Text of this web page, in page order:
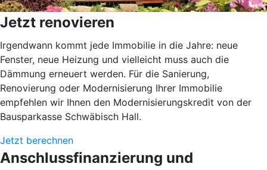
Jetzt renovieren
Irgendwann kommt jede Immobilie in die Jahre: neue
Fenster, neue Heizung und vielleicht muss auch die
Dämmung erneuert werden. Für die Sanierung,
Renovierung oder Modernisierung Ihrer Immobilie
empfehlen wir Ihnen den Modernisierungskredit von der
Bausparkasse Schwäbisch Hall.
Jetzt berechnen
Anschlussfinanzierung und